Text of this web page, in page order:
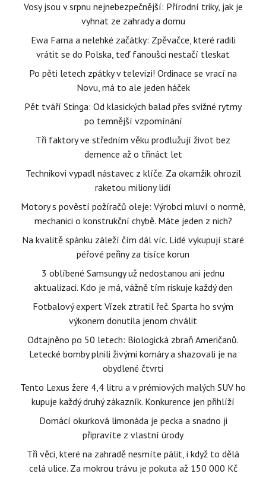
Vosy jsou v srpnu nejnebezpečnější: Přírodní triky, jak je
vyhnat ze zahrady a domu
Ewa Farna a nelehké začátky: Zpěvačce, které radili
vrátit se do Polska, teď fanoušci nestačí tleskat
Po pěti letech zpátky v televizi! Ordinace se vrací na
Novu, má to ale jeden háček
Pět tváří Stinga: Od klasických balad přes svižné rytmy
po temnější vzpomínání
Tři faktory ve středním věku prodlužují život bez
demence až o třináct let
Technikovi vypadl nástavec z klíče. Za okamžik ohrozil
raketou miliony lidí
Motory s pověstí požíračů oleje: Výrobci mluví o normě,
mechanici o konstrukční chybě. Máte jeden z nich?
Na kvalitě spánku záleží čím dál víc. Lidé vykupují staré
péřové peřiny za tisíce korun
3 oblíbené Samsungy už nedostanou ani jednu
aktualizaci. Kdo je má, vážně tím riskuje každý den
Fotbalový expert Vízek ztratil řeč. Sparta ho svým
výkonem donutila jenom chválit
Odtajněno po 50 letech: Biologická zbraň Američanů.
Letecké bomby plnili živými komáry a shazovali je na
obydlené čtvrti
Tento Lexus žere 4,4 litru a v prémiových malých SUV ho
kupuje každý druhý zákazník. Konkurence jen přihlíží
Domácí okurková limonáda je pecka a snadno ji
připravíte z vlastní úrody
Tři věci, které na zahradě nesmíte pálit, i když to dělá
celá ulice. Za mokrou trávu je pokuta až 150 000 Kč